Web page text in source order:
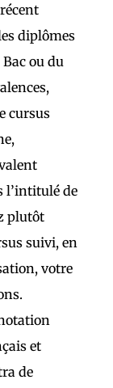
diplômes
ou du
cursus
l’intitulé de
plutôt
suivi, en
votre
et
de